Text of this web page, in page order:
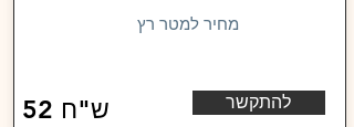
מחיר למטר רץ
52 ש"ח להתקשר